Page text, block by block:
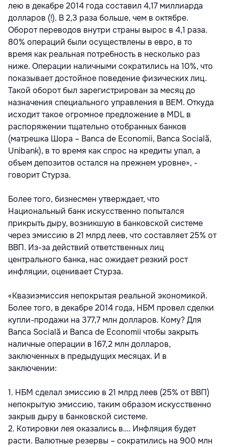
лею в декабре 2014 года составил 4,17 миллиарда
долларов (!). В 2,3 раза больше, чем в октябре.
Оборот переводов внутри страны вырос в 4,1 раза.
80% операций были осуществлены в евро, в то
время как реальная потребность в несколько раз
ниже. Операции наличными сократились на 10%, что
показывает достойное поведение физических лиц.
Такой оборот был зарегистрирован за месяц до
назначения специального управления в BEM. Откуда
исходит такое огромное предложение в MDL в
распоряжении тщательно отобранных банков
(матрешка Шора – Banca de Economii, Banca Socială,
Unibank), в то время как спрос на кредиты упал, а
объем депозитов остался на прежнем уровне», -
говорит Стурза.
Более того, бизнесмен утверждает, что
Национальный банк искусственно попытался
прикрыть дыру, возникшую в банковской системе
через эмиссию в 21 млрд леев, что составляет 25% от
ВВП. Из-за действий ответственных лиц
центрального банка, нас ожидает резкий рост
инфляции, оценивает Стурза.
«Квазиэмиссия непокрытая реальной экономикой.
Более того, в декабре 2014 года, НБМ провел сделки
купли-продажи на 377,7 млн долларов. Кому? Для
Banca Socială и Banca de Economii чтобы закрыть
наличные операции в 167,2 млн долларов,
заключенных в предыдущих месяцах. И в
заключении:
1. НБМ сделал эмиссию в 21 млрд леев (25% от ВВП)
непокрытую эмиссию, таким образом искусственно
закрыв дыру в банковской системе.
2. Котировки лея оказались в…. Инфляция будет
расти. Валютные резервы – сократились на 900 млн